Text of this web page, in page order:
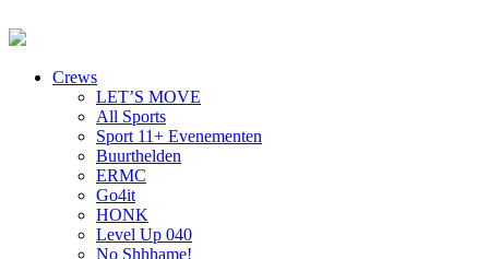
Crews
LET’S MOVE
All Sports
Sport 11+ Evenementen
Buurthelden
ERMC
Go4it
HONK
Level Up 040
No Shhhame!